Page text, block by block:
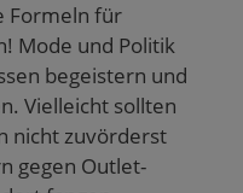
Formeln für
Mode und Politik
begeistern und
Vielleicht sollten
nicht zuvörderst
gegen Outlet-